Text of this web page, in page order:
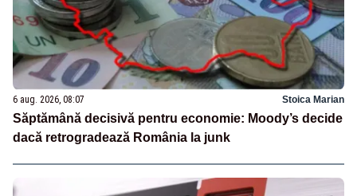
6 aug. 2026, 08:07 Stoica Marian
Săptămână decisivă pentru economie: Moody’s decide
dacă retrogradează România la junk